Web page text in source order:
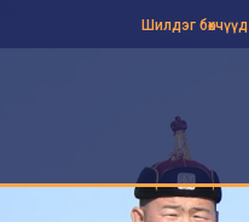
Шилдэг бөхчүүд